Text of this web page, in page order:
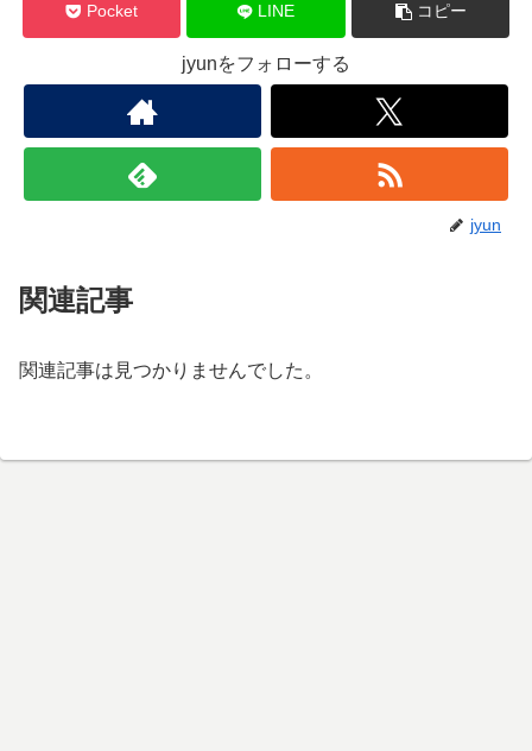
Pocket LINE コピー
jyunをフォローする
jyun
関連記事
関連記事は見つかりませんでした。